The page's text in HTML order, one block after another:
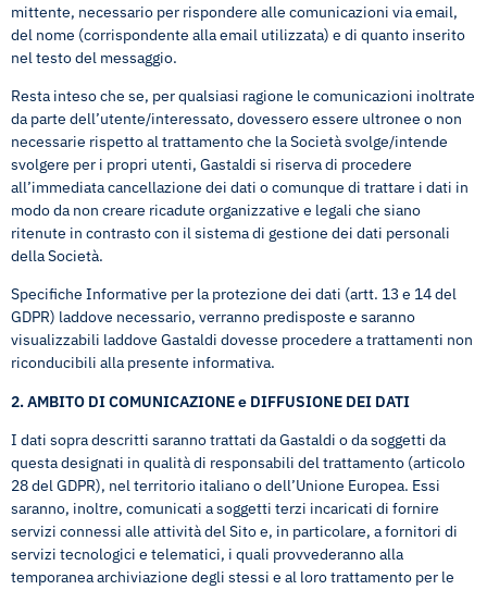
mittente, necessario per rispondere alle comunicazioni via email,
del nome (corrispondente alla email utilizzata) e di quanto inserito
nel testo del messaggio.
Resta inteso che se, per qualsiasi ragione le comunicazioni inoltrate
da parte dell’utente/interessato, dovessero essere ultronee o non
necessarie rispetto al trattamento che la Società svolge/intende
svolgere per i propri utenti, Gastaldi si riserva di procedere
all’immediata cancellazione dei dati o comunque di trattare i dati in
modo da non creare ricadute organizzative e legali che siano
ritenute in contrasto con il sistema di gestione dei dati personali
della Società.
Specifiche Informative per la protezione dei dati (artt. 13 e 14 del
GDPR) laddove necessario, verranno predisposte e saranno
visualizzabili laddove Gastaldi dovesse procedere a trattamenti non
riconducibili alla presente informativa.
2. AMBITO DI COMUNICAZIONE e DIFFUSIONE DEI DATI
I dati sopra descritti saranno trattati da Gastaldi o da soggetti da
questa designati in qualità di responsabili del trattamento (articolo
28 del GDPR), nel territorio italiano o dell’Unione Europea. Essi
saranno, inoltre, comunicati a soggetti terzi incaricati di fornire
servizi connessi alle attività del Sito e, in particolare, a fornitori di
servizi tecnologici e telematici, i quali provvederanno alla
temporanea archiviazione degli stessi e al loro trattamento per le